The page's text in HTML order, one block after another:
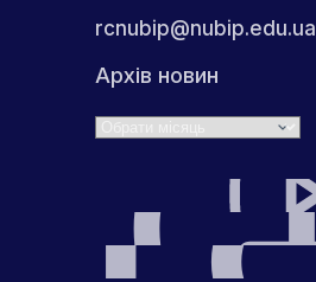
rcnubip@nubip.edu.ua
Архів новин